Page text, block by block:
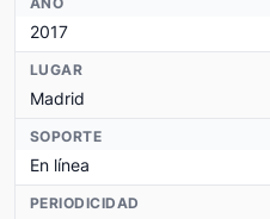
2017
LUGAR
Madrid
SOPORTE
En línea
PERIODICIDAD